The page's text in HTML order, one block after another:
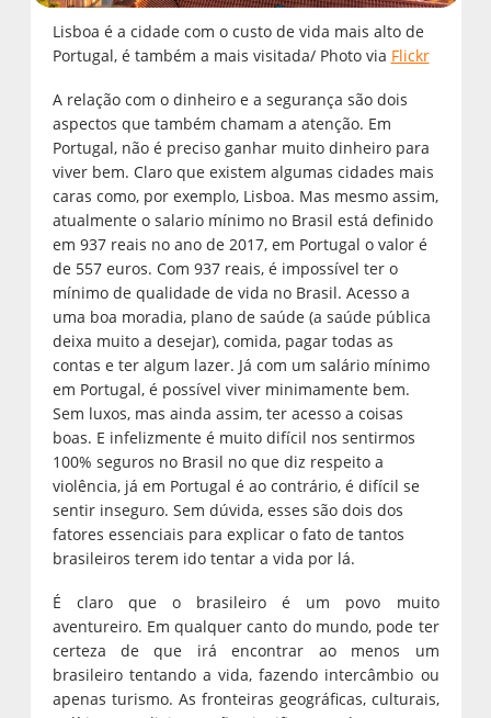
Lisboa é a cidade com o custo de vida mais alto de
Portugal, é também a mais visitada/ Photo via Flickr
A relação com o dinheiro e a segurança são dois
aspectos que também chamam a atenção. Em
Portugal, não é preciso ganhar muito dinheiro para
viver bem. Claro que existem algumas cidades mais
caras como, por exemplo, Lisboa. Mas mesmo assim,
atualmente o salario mínimo no Brasil está definido
em 937 reais no ano de 2017, em Portugal o valor é
de 557 euros. Com 937 reais, é impossível ter o
mínimo de qualidade de vida no Brasil. Acesso a
uma boa moradia, plano de saúde (a saúde pública
deixa muito a desejar), comida, pagar todas as
contas e ter algum lazer. Já com um salário mínimo
em Portugal, é possível viver minimamente bem.
Sem luxos, mas ainda assim, ter acesso a coisas
boas. E infelizmente é muito difícil nos sentirmos
100% seguros no Brasil no que diz respeito a
violência, já em Portugal é ao contrário, é difícil se
sentir inseguro. Sem dúvida, esses são dois dos
fatores essenciais para explicar o fato de tantos
brasileiros terem ido tentar a vida por lá.
É claro que o brasileiro é um povo muito
aventureiro. Em qualquer canto do mundo, pode ter
certeza de que irá encontrar ao menos um
brasileiro tentando a vida, fazendo intercâmbio ou
apenas turismo. As fronteiras geográficas, culturais,